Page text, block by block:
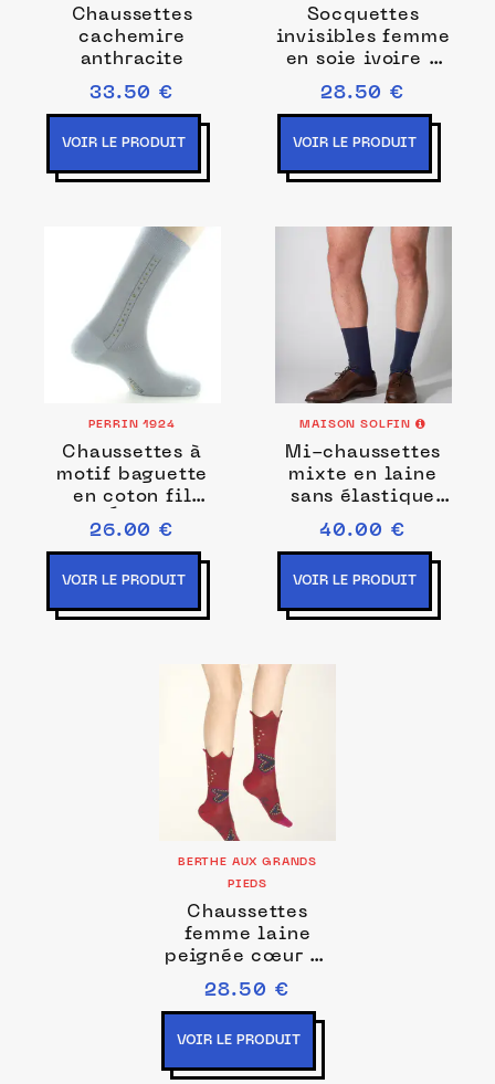
Chaussettes
cachemire
anthracite
33.50 €
VOIR LE PRODUIT
Socquettes
invisibles femme
en soie ivoire -
Fabrication
française -
Grands Pieds
28.50 €
VOIR LE PRODUIT
PERRIN 1924
Chaussettes à
motif baguette
en coton fil
d'Écosse
supérieur Gris
26.00 €
VOIR LE PRODUIT
MAISON SOLFIN
Mi-chaussettes
mixte en laine
sans élastique
bleu marine
40.00 €
VOIR LE PRODUIT
BERTHE AUX GRANDS
PIEDS
Chaussettes
femme laine
peignée cœur et
couronne
28.50 €
VOIR LE PRODUIT